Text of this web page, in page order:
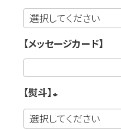
(
必
須
)
【メッセージカード】
【熨斗】
(